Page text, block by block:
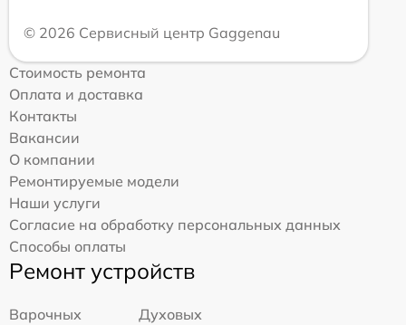
© 2026 Сервисный центр Gaggenau
Стоимость ремонта
Оплата и доставка
Контакты
Вакансии
О компании
Ремонтируемые модели
Наши услуги
Согласие на обработку персональных данных
Способы оплаты
Ремонт устройств
Варочных
Духовых